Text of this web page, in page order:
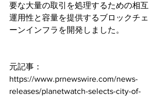
要な大量の取引を処理するための相互
運用性と容量を提供するブロックチェ
ーンインフラを開発しました。
元記事：
https://www.prnewswire.com/news-
releases/planetwatch-selects-city-of-